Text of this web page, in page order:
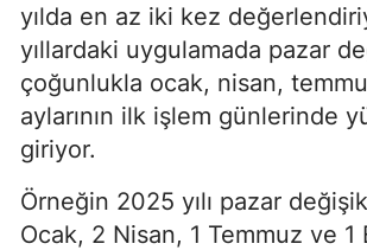
yılda en az iki kez
yıllardaki uygulamada pazar
çoğunlukla ocak, nisan,
aylarının ilk işlem günlerinde
giriyor.
Örneğin 2025 yılı pazar
Ocak, 2 Nisan, 1 Temmuz ve 1